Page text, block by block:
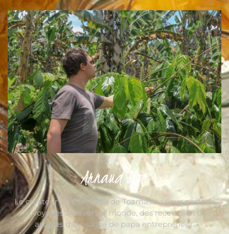
Arnaud Sion
Le créateur du Comptoir de Toamasina vous partage
ses voyages à travers le monde, des recettes et des
astuces dans sa vie de papa entrepreneur.